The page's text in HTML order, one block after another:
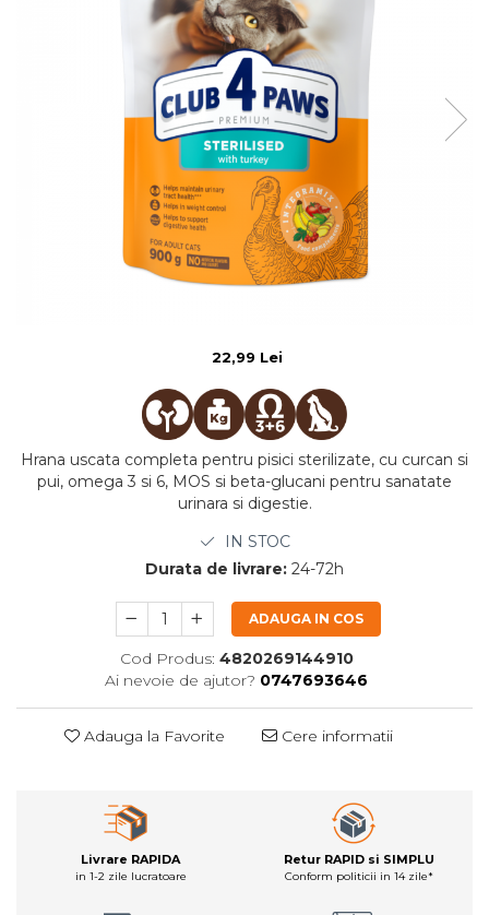
22,99 Lei
Hrana uscata completa pentru pisici sterilizate, cu curcan si
pui, omega 3 si 6, MOS si beta-glucani pentru sanatate
urinara si digestie.
IN STOC
Durata de livrare: 24-72h
ADAUGA IN COS
Cod Produs: 4820269144910
Ai nevoie de ajutor? 0747693646
Adauga la Favorite Cere informatii
Livrare RAPIDA
in 1-2 zile lucratoare
Retur RAPID si SIMPLU
Conform politicii in 14 zile*